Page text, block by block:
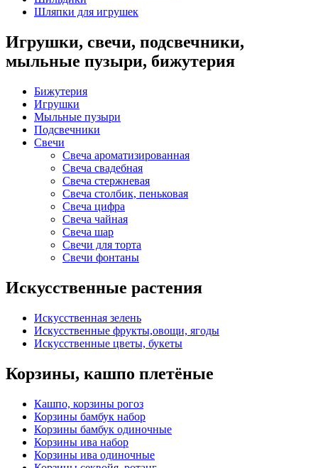
Шляпки для игрушек
Игрушки, свечи, подсвечники,
мыльные пузыри, бижутерия
Бижутерия
Игрушки
Мыльные пузыри
Подсвечники
Свечи
Свеча ароматизированная
Свеча свадебная
Свеча стержневая
Свеча столбик, пеньковая
Свеча цифра
Свеча чайная
Свеча шар
Свечи для торта
Свечи фонтаны
Искусственные растения
Искусственная зелень
Искусственные фрукты,овощи, ягоды
Искусственные цветы, букеты
Корзины, кашпо плетёные
Кашпо, корзины рогоз
Корзины бамбук набор
Корзины бамбук одиночные
Корзины ива набор
Корзины ива одиночные